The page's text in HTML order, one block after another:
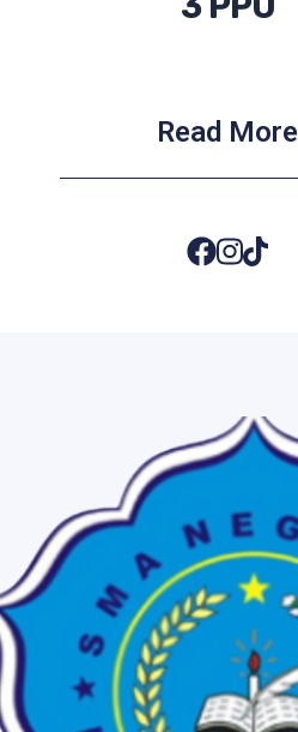
Read More